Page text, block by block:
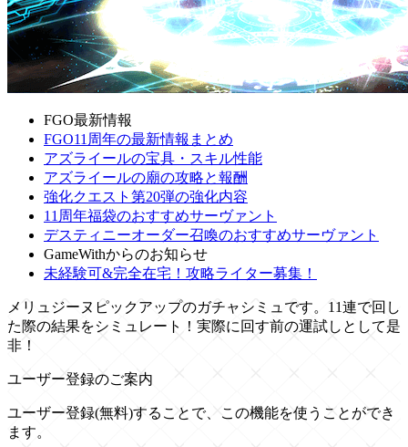
FGO最新情報
FGO11周年の最新情報まとめ
アズライールの宝具・スキル性能
アズライールの廟の攻略と報酬
強化クエスト第20弾の強化内容
11周年福袋のおすすめサーヴァント
デスティニーオーダー召喚のおすすめサーヴァント
GameWithからのお知らせ
未経験可&完全在宅！攻略ライター募集！
メリュジーヌピックアップのガチャシミュです。11連で回し
た際の結果をシミュレート！実際に回す前の運試しとして是
非！
ユーザー登録のご案内
ユーザー登録(無料)することで、この機能を使うことができ
ます。